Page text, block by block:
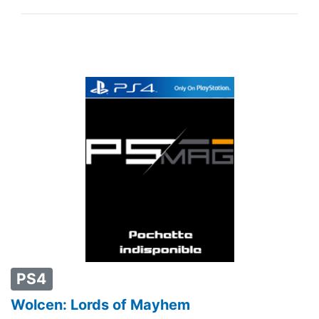
PS4
Wolcen: Lords of Mayhem